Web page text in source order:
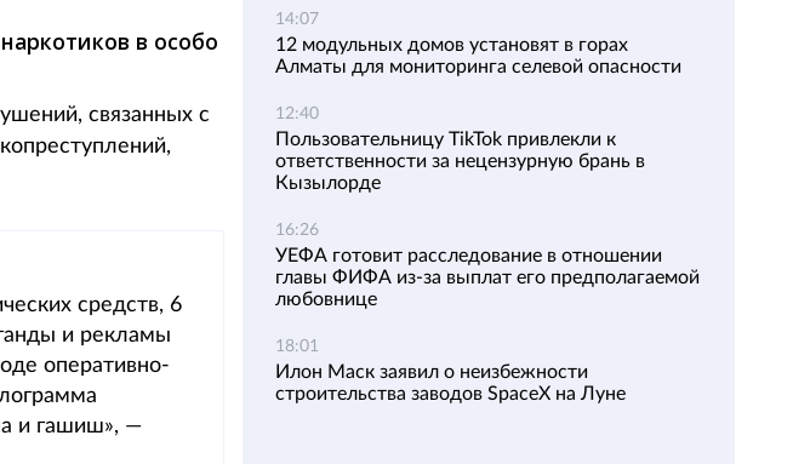
в особо
связанных с
средств, 6
и рекламы
оперативно-
и гашиш», —
14:07
12 модульных домов установят в горах
Алматы для мониторинга селевой опасности
12:40
Пользовательницу TikTok привлекли к
ответственности за нецензурную брань в
Кызылорде
16:26
УЕФА готовит расследование в отношении
главы ФИФА из-за выплат его предполагаемой
любовнице
18:01
Илон Маск заявил о неизбежности
строительства заводов SpaceX на Луне